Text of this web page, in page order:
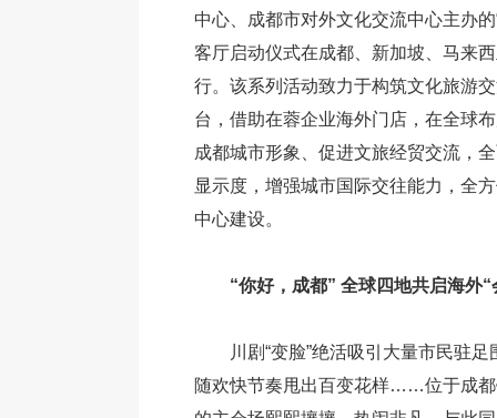
中心、成都市对外文化交流中心主办
客厅启动仪式在成都、新加坡、马来
行。该系列活动致力于构筑文化旅游
台，借助在蓉企业海外门店，在全球
成都城市形象、促进文旅经贸交流，
显示度，增强城市国际交往能力，全
中心建设。
“你好，成都” 全球四地共启海外“
川剧“变脸”绝活吸引大量市民驻足
随欢快节奏甩出百变花样……位于成